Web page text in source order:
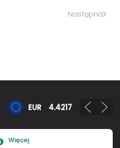
Następna
EUR 4.4217
Więcej